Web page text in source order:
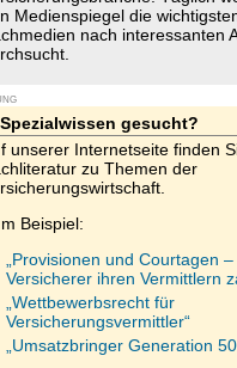
Medienspiegel die
nach interessanten
Spezialwissen gesucht?
unserer Internetseite finden
zu Themen der
Beispiel:
„Provisionen und Courtagen
Versicherer ihren Vermittlern
„Wettbewerbsrecht für
Versicherungsvermittler“
„Umsatzbringer Generation